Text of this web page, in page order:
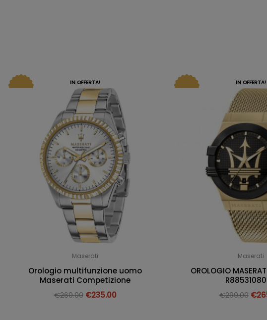
IN OFFERTA!
Maserati
Orologio multifunzione uomo
Maserati Competizione
€269.00 €235.00
IN OFFERTA!
Maserati
OROLOGIO
€299.00 €